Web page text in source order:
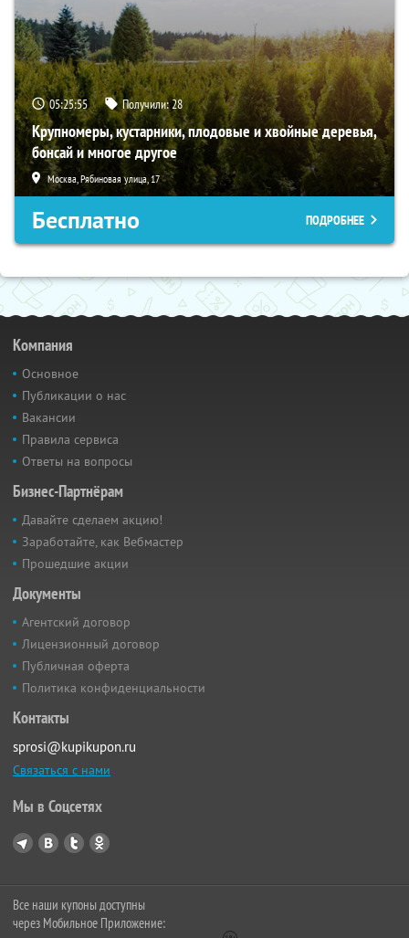
05:25:54 Получили:28
Крупномеры, кустарники, плодовые и хвойные деревья,
бонсай и многое другое
Москва, Рябиновая улица, 17
Бесплатно ПОДРОБНЕЕ
Компания
Основное
Публикации о нас
Вакансии
Правила сервиса
Ответы на вопросы
Бизнес-Партнёрам
Давайте сделаем акцию!
Заработайте, как Вебмастер
Прошедшие акции
Документы
Агентский договор
Лицензионный договор
Публичная оферта
Политика конфиденциальности
Контакты
sprosi@kupikupon.ru
Связаться с нами
Мы в Соцсетях
Все наши купоны доступны
через Мобильное Приложение: